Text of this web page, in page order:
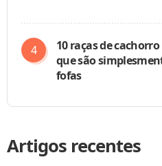
10 raças de
que são
fofas
Artigos recentes